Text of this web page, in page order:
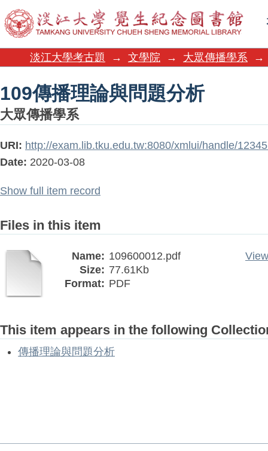
109傳播理論與問題分析
淡江大學考古題 → 文學院 → 大眾傳播學系 →
109傳播理論與問題分析
大眾傳播學系
URI: http://exam.lib.tku.edu.tw:8080/xmlui/handle/
Date: 2020-03-08
Show full item record
Files in this item
Name: 109600012.pdf
Size: 77.61Kb
Format: PDF
This item appears in the following
傳播理論與問題分析